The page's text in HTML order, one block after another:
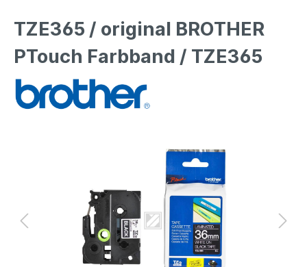
TZE365 / original BROTHER
PTouch Farbband / TZE365